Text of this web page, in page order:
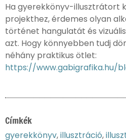
Ha gyerekkönyv-illusztrátort
projekthez, érdemes olyan
történet hangulatát és
azt. Hogy könnyebben tudj
néhány praktikus ötlet:
https://www.gabigrafika.hu/
Címkék
gyerekkönyv,illusztráció,